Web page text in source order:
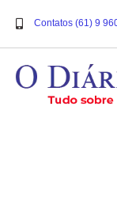
Contatos (61) 9